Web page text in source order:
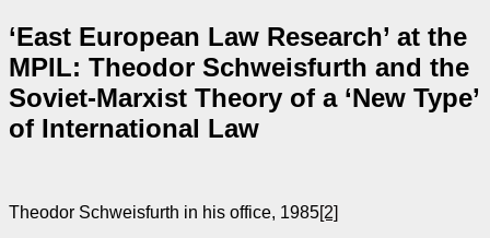
‘East European Law Research’ at the
MPIL: Theodor Schweisfurth and the
Soviet-Marxist Theory of a ‘New Type’
of International Law
Theodor Schweisfurth in his office, 1985[2]